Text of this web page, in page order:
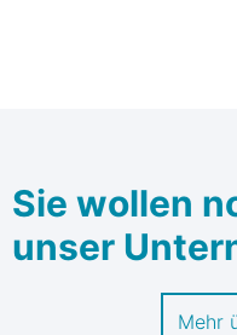
Sie wollen
unser
Mehr